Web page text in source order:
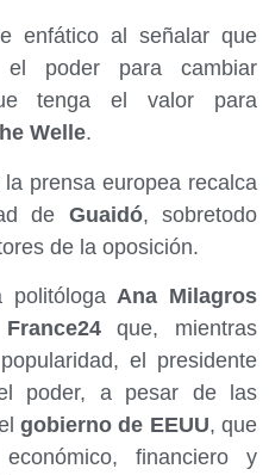
enfático al señalar que
poder para cambiar
tenga el valor para
Welle.
prensa europea recalca
de Guaidó, sobretodo
de la oposición.
politólogaAna Milagros
France24que, mientras
el presidente
poder, a pesar de las
gobierno de EEUU, que
financiero y